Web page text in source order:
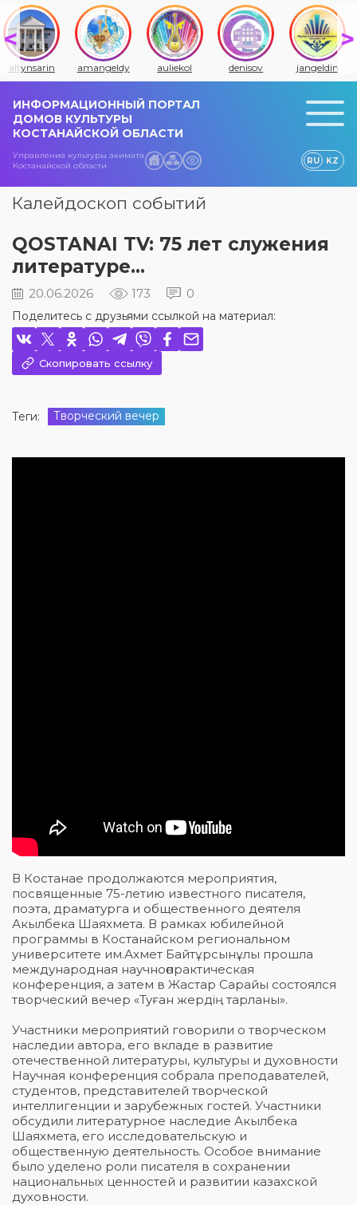
altynsarin amangeldy auliekol denisov jangeldin
ИНФОРМАЦИОННЫЙ ПОРТАЛ
ДОМОВ КУЛЬТУРЫ
КОСТАНАЙСКОЙ ОБЛАСТИ
Управления культуры акимата
Костанайской области
RU KZ
Калейдоскоп событий
QOSTANAI TV: 75 лет служения
литературе...
20.06.2026 173 0
Поделитесь с друзьями ссылкой на материал:
Скопировать ссылку
Теги: Творческий вечер
В Костанае продолжаются мероприятия,
посвященные 75-летию известного писателя,
поэта, драматурга и общественного деятеля
Акылбека Шаяхмета. В рамках юбилейной
программы в Костанайском региональном
университете им.Ахмет Байтұрсынұлы прошла
международная научноөпрактическая
конференция, а затем в Жастар Сарайы состоялся
творческий вечер «Туған жердің тарланы».
Участники мероприятий говорили о творческом
наследии автора, его вкладе в развитие
отечественной литературы, культуры и духовности
Научная конференция собрала преподавателей,
студентов, представителей творческой
интеллигенции и зарубежных гостей. Участники
обсудили литературное наследие Акылбека
Шаяхмета, его исследовательскую и
общественную деятельность. Особое внимание
было уделено роли писателя в сохранении
национальных ценностей и развитии казахской
духовности.